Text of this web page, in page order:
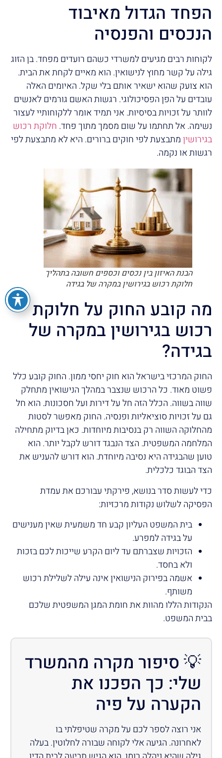
הפחד הגדול מאיבוד
הנכסים והפנסיה
לקוחות רבים מגיעים למשרדי כשהם רועדים מפחד. בן הזוג
גילה על קשר מחוץ לנישואין. הוא מאיים לקחת את הבית.
הוא צועק שהוא ישאיר אותם בלי שקל. האיומים האלה
עובדים על הפן הפסיכולוגי. רגשות האשם גורמים לאנשים
לוותר על זכויות בסיסיות. אני תמיד אומר ללקוחותיי לעצור
נשימה. אל תחתמו על שום מסמך מתוך פחד. חלוקת רכוש
בגירושיןמתבצעת לפי חוקים ברורים. היא לא מתבצעת לפי
רגשות או נקמה.
הבנת האיזון בין נכסים וכספים חשובה בתהליך
חלוקת רכוש בגירושין במקרה של בגידה
מה קובע החוק על חלוקת
רכוש בגירושין במקרה של
בגידה?
החוק המרכזי בישראל הוא חוק יחסי ממון. החוק קובע כלל
פשוט מאוד. כל הרכוש שנצבר במהלך הנישואין מתחלק
שווה בשווה. הכלל הזה חל על דירות ועל חסכונות. הוא חל
גם על זכויות סוציאליות ופנסיה. החוק מאפשר לסטות
מהחלוקה השווה רק בנסיבות מיוחדות. כאן בדיוק מתחילה
המלחמה המשפטית. הצד הנבגד דורש לקבל יותר. הוא
טוען שהבגידה היא נסיבה מיוחדת. הוא דורש להעניש את
הצד הבוגד כלכלית.
כדי לעשות סדר בנושא, פירקתי עבורכם את עמדת
הפסיקה לשלוש נקודות מרכזיות:
בית המשפט העליון קבע חד משמעית שאין מענישים
על בגידה למפרע.
הזכויות שצברתם עד ליום הקרע שייכות לכם בזכות
ולא בחסד.
אשמה בפירוק הנישואין אינה עילה לשלילת רכוש
משותף.
הנקודות הללו מהוות את חומת המגן המשפטית שלכם
בבית המשפט.
💡 סיפור מקרה מהמשרד
שלי: כך הפכנו את
הקערה על פיה
אני רוצה לספר לכם על מקרה שטיפלתי בו
לאחרונה. הגיעה אלי לקוחה שבורה לחלוטין. בעלה